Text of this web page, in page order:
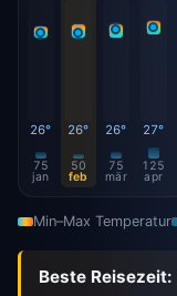
26°
75
jan
26°
50
feb
26°
75
mär
27°
125
apr
Min–Max Temperatur
Beste Reisezeit: